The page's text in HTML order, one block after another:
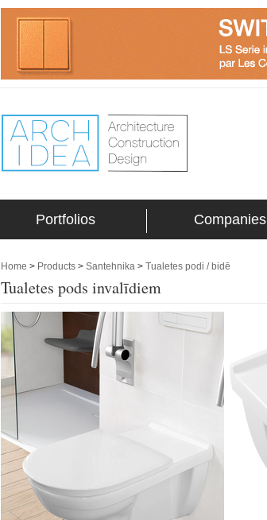
Portfolios Companies
Home > Products > Santehnika > Tualetes podi / bidē
Tualetes pods invalīdiem